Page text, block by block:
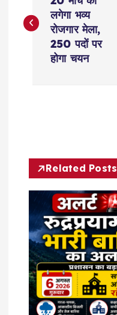
s
v
g
a
t
लगेगा भव्य
रोजगार मेला,
250 पदों पर
होगा चयन
Related Posts